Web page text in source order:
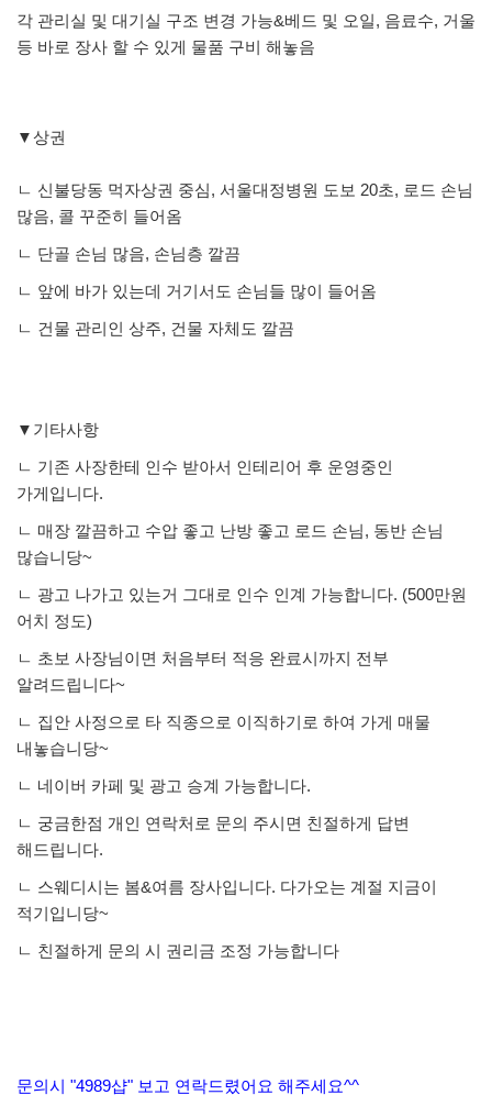
각 관리실 및 대기실 구조 변경 가능&베드 및 오일, 음료수, 거울
등 바로 장사 할 수 있게 물품 구비 해놓음
▼상권
ㄴ 신불당동 먹자상권 중심, 서울대정병원 도보 20초, 로드 손님
많음, 콜 꾸준히 들어옴
ㄴ 단골 손님 많음, 손님층 깔끔
ㄴ 앞에 바가 있는데 거기서도 손님들 많이 들어옴
ㄴ 건물 관리인 상주, 건물 자체도 깔끔
▼기타사항
ㄴ 기존 사장한테 인수 받아서 인테리어 후 운영중인
가게입니다.
ㄴ 매장 깔끔하고 수압 좋고 난방 좋고 로드 손님, 동반 손님
많습니당~
ㄴ 광고 나가고 있는거 그대로 인수 인계 가능합니다. (500만원
어치 정도)
ㄴ 초보 사장님이면 처음부터 적응 완료시까지 전부
알려드립니다~
ㄴ 집안 사정으로 타 직종으로 이직하기로 하여 가게 매물
내놓습니당~
ㄴ 네이버 카페 및 광고 승계 가능합니다.
ㄴ 궁금한점 개인 연락처로 문의 주시면 친절하게 답변
해드립니다.
ㄴ 스웨디시는 봄&여름 장사입니다. 다가오는 계절 지금이
적기입니당~
ㄴ 친절하게 문의 시 권리금 조정 가능합니다
문의시 "4989샵" 보고 연락드렸어요 해주세요^^